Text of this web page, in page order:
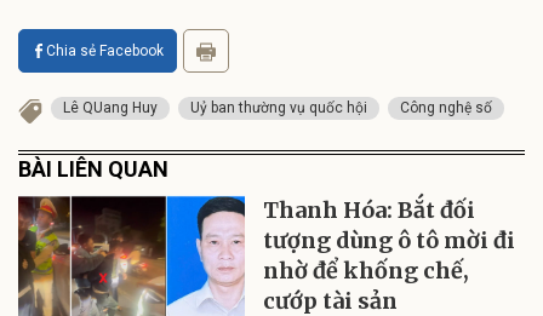
Chia sẻ Facebook
Lê QUang Huy Uỷ ban thường vụ quốc hội Công nghệ số
BÀI LIÊN QUAN
Thanh Hóa: Bắt đối
tượng dùng ô tô mời đi
nhờ để khống chế,
cướp tài sản